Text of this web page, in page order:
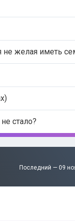
не желая иметь
стало?
Последний — 09